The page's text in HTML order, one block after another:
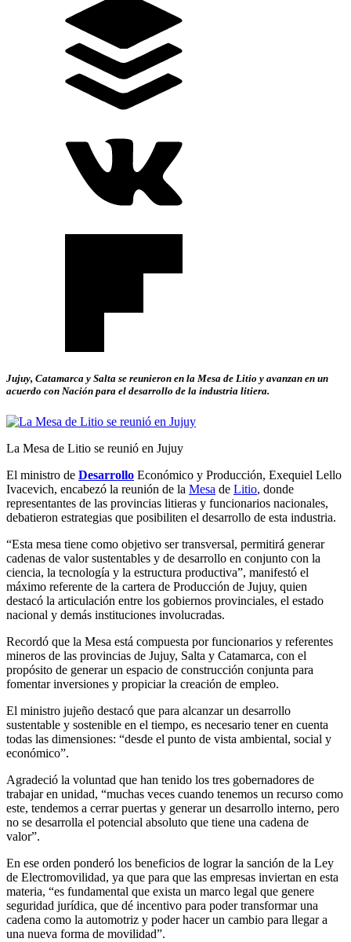
Jujuy, Catamarca y Salta se reunieron en la Mesa de Litio y avanzan en un
acuerdo con Nación para el desarrollo de la industria litiera.
La Mesa de Litio se reunió en Jujuy
El ministro de Desarrollo Económico y Producción, Exequiel Lello
Ivacevich, encabezó la reunión de la Mesa de Litio, donde
representantes de las provincias litieras y funcionarios nacionales,
debatieron estrategias que posibiliten el desarrollo de esta industria.
“Esta mesa tiene como objetivo ser transversal, permitirá generar
cadenas de valor sustentables y de desarrollo en conjunto con la
ciencia, la tecnología y la estructura productiva”, manifestó el
máximo referente de la cartera de Producción de Jujuy, quien
destacó la articulación entre los gobiernos provinciales, el estado
nacional y demás instituciones involucradas.
Recordó que la Mesa está compuesta por funcionarios y referentes
mineros de las provincias de Jujuy, Salta y Catamarca, con el
propósito de generar un espacio de construcción conjunta para
fomentar inversiones y propiciar la creación de empleo.
El ministro jujeño destacó que para alcanzar un desarrollo
sustentable y sostenible en el tiempo, es necesario tener en cuenta
todas las dimensiones: “desde el punto de vista ambiental, social y
económico”.
Agradeció la voluntad que han tenido los tres gobernadores de
trabajar en unidad, “muchas veces cuando tenemos un recurso como
este, tendemos a cerrar puertas y generar un desarrollo interno, pero
no se desarrolla el potencial absoluto que tiene una cadena de
valor”.
En ese orden ponderó los beneficios de lograr la sanción de la Ley
de Electromovilidad, ya que para que las empresas inviertan en esta
materia, “es fundamental que exista un marco legal que genere
seguridad jurídica, que dé incentivo para poder transformar una
cadena como la automotriz y poder hacer un cambio para llegar a
una nueva forma de movilidad”.